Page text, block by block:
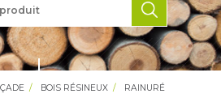
BOIS RÉSINEUX
RAINURÉ